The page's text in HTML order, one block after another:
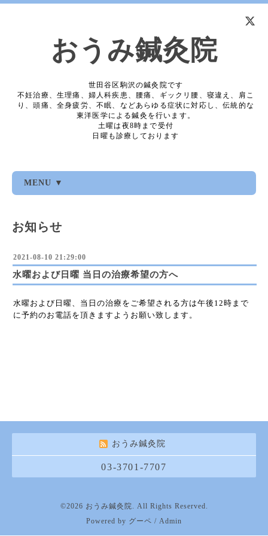
おうみ鍼灸院
世田谷区駒沢の鍼灸院です
不妊治療、生理痛、婦人科疾患、腰痛、ギックリ腰、寝違え、肩こ
り、頭痛、全身疲労、不眠、などあらゆる症状に対応し、伝統的な
東洋医学による鍼灸を行います。
土曜は夜8時まで受付
日曜も診療しております
MENU ▼
お知らせ
2021-08-10 21:29:00
水曜および日曜 当日の治療希望の方へ
水曜および日曜、当日の治療をご希望される方は午後12時まで
に予約のお電話を頂きますようお願い致します。
おうみ鍼灸院
03-3701-7707
©2026 おうみ鍼灸院. All Rights Reserved.
Powered by グーペ / Admin